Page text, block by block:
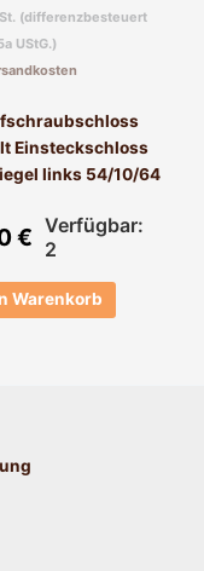
(differenzbesteuert
UStG.)
Einsteckschloss
links 54/10/64
€ Verfügbar:
2
Warenkorb